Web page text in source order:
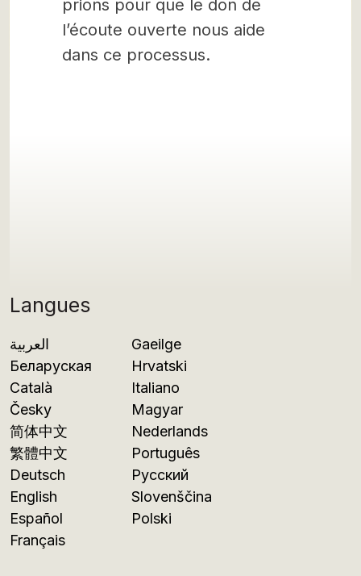
Langues
العربية
Беларуская
Català
Česky
简体中文
繁體中文
Deutsch
English
Español
Français
Gaeilge
Hrvatski
Italiano
Magyar
Nederlands
Português
Русский
Slovenščina
Polski
prions pour que le don de
l’écoute ouverte nous aide
dans ce processus.